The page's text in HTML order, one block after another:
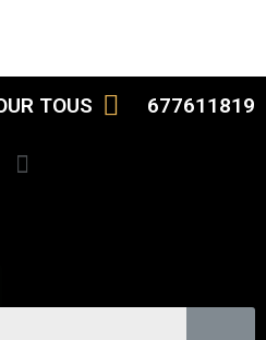
TOUS 677611819